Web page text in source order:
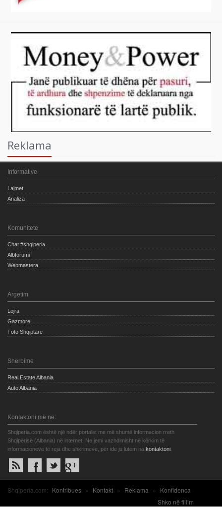
Reklama
Informative
Lajmet
Analiza
Komunitete
Chat #shqiperia
Albforumi
Webmastera
Argetim
Lojra
Gazmore
Foto Shqiptare
Shërbime
Real Estate Albania
Auto Albania
Kontaktoni me ne:
Shqiperia.com është një ndër portalet me më shumë informacion rreth
Shqipërisë (Albania) në internet. Ne jemi vazhdimisht në kërkim të
informacioneve të reja dhe shkrimeve, për ide ju lutem na kontaktoni
Shqiperia.com: Kontribues » Kontakt » Reklama »
Konfidenca
Shko në fillim